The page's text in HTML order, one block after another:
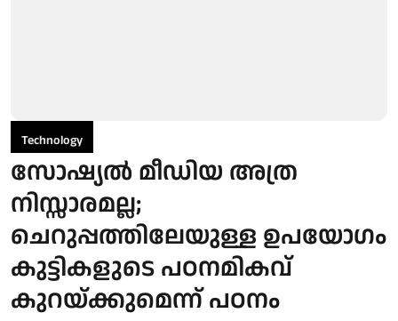
Technology
സോഷ്യല്‍ മീഡിയ അത്ര
നിസ്സാരമല്ല;
ചെറുപ്പത്തിലേയുള്ള ഉപയോഗം
കുട്ടികളുടെ പഠനമികവ്
കുറയ്ക്കുമെന്ന് പഠനം